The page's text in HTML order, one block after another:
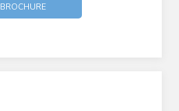
BROCHURE